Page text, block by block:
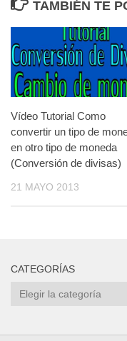
TAMBIÉN TE
Vídeo Tutorial Como
convertir un tipo de
en otro tipo de moneda
(Conversión de divisas)
21 MAYO 2013
CATEGORÍAS
Categorías